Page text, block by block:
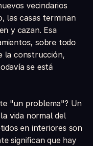
vecindarios
las casas terminan
y cazan. Esa
sobre todo
la construcción,
se está
"un problema"? Un
vida normal del
en interiores son
significan que hay